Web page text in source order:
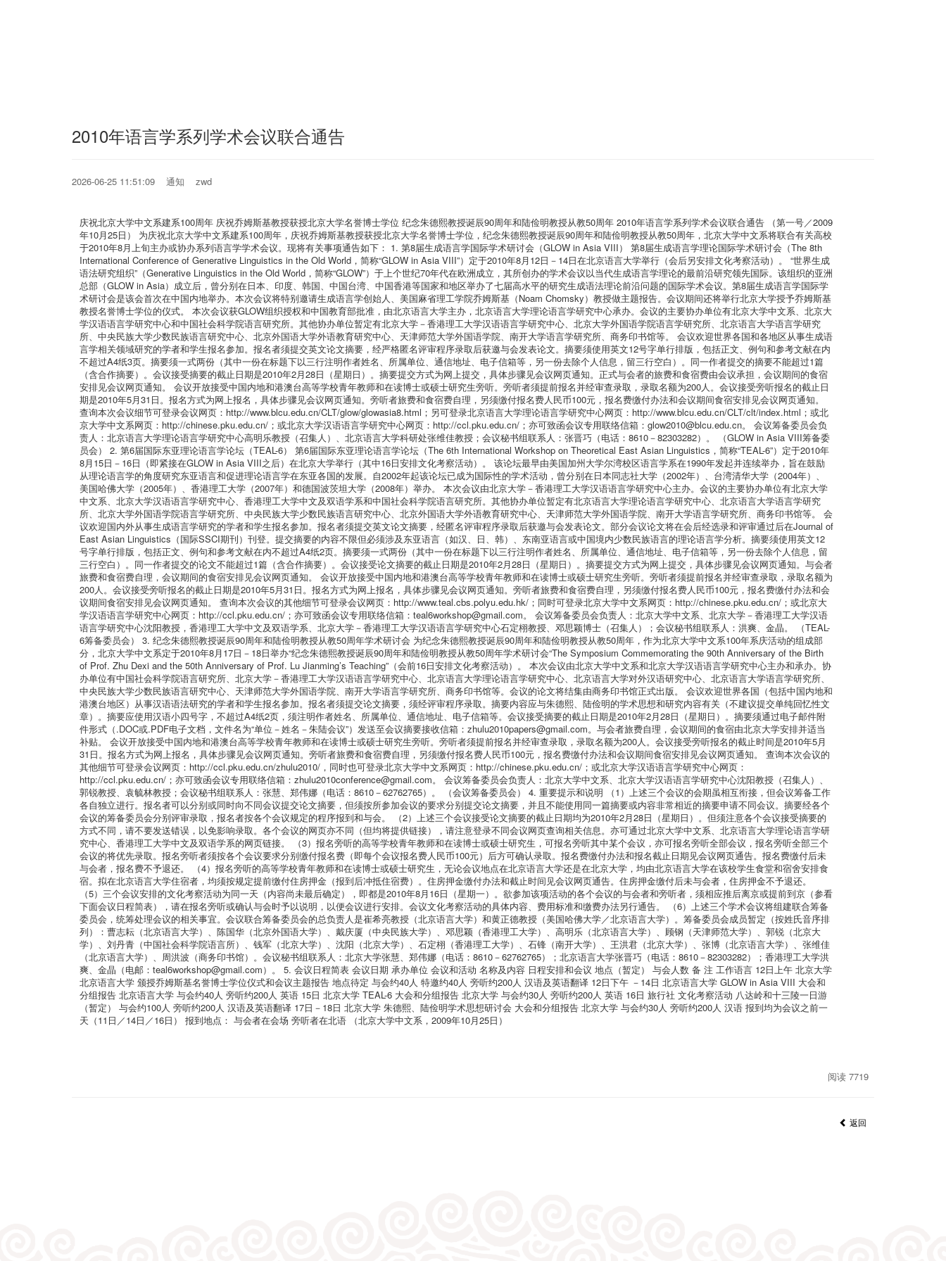
2010年语言学系列学术会议联合通告
2026-06-25 11:51:09 通知 zwd
庆祝北京大学中文系建系100周年 庆祝乔姆斯基教授获授北京大学名誉博士学位 纪念朱德熙教授诞辰90周年和陆俭明教授从教50周年 2010年语言学系列学术会议联合通告 （第一号／2009
年10月25日） 为庆祝北京大学中文系建系100周年，庆祝乔姆斯基教授获授北京大学名誉博士学位，纪念朱德熙教授诞辰90周年和陆俭明教授从教50周年，北京大学中文系将联合有关高校
于2010年8月上旬主办或协办系列语言学学术会议。现将有关事项通告如下： 1. 第8届生成语言学国际学术研讨会（GLOW in Asia VIII） 第8届生成语言学理论国际学术研讨会（The 8th
International Conference of Generative Linguistics in the Old World，简称“GLOW in Asia VIII”）定于2010年8月12日－14日在北京语言大学举行（会后另安排文化考察活动）。 “世界生成
语法研究组织”（Generative Linguistics in the Old World，简称“GLOW”）于上个世纪70年代在欧洲成立，其所创办的学术会议以当代生成语言学理论的最前沿研究领先国际。该组织的亚洲
总部（GLOW in Asia）成立后，曾分别在日本、印度、韩国、中国台湾、中国香港等国家和地区举办了七届高水平的研究生成语法理论前沿问题的国际学术会议。第8届生成语言学国际学
术研讨会是该会首次在中国内地举办。本次会议将特别邀请生成语言学创始人、美国麻省理工学院乔姆斯基（Noam Chomsky）教授做主题报告。会议期间还将举行北京大学授予乔姆斯基
教授名誉博士学位的仪式。 本次会议获GLOW组织授权和中国教育部批准，由北京语言大学主办，北京语言大学理论语言学研究中心承办。会议的主要协办单位有北京大学中文系、北京大
学汉语语言学研究中心和中国社会科学院语言研究所。其他协办单位暂定有北京大学－香港理工大学汉语语言学研究中心、北京大学外国语学院语言学研究所、北京语言大学语言学研究
所、中央民族大学少数民族语言研究中心、北京外国语大学外语教育研究中心、天津师范大学外国语学院、南开大学语言学研究所、商务印书馆等。 会议欢迎世界各国和各地区从事生成语
言学相关领域研究的学者和学生报名参加。报名者须提交英文论文摘要，经严格匿名评审程序录取后获邀与会发表论文。摘要须使用英文12号字单行排版，包括正文、例句和参考文献在内
不超过A4纸3页。摘要须一式两份（其中一份在标题下以三行注明作者姓名、所属单位、通信地址、电子信箱等，另一份去除个人信息，留三行空白）。同一作者提交的摘要不能超过1篇
（含合作摘要）。会议接受摘要的截止日期是2010年2月28日（星期日）。摘要提交方式为网上提交，具体步骤见会议网页通知。正式与会者的旅费和食宿费由会议承担，会议期间的食宿
安排见会议网页通知。 会议开放接受中国内地和港澳台高等学校青年教师和在读博士或硕士研究生旁听。旁听者须提前报名并经审查录取，录取名额为200人。会议接受旁听报名的截止日
期是2010年5月31日。报名方式为网上报名，具体步骤见会议网页通知。旁听者旅费和食宿费自理，另须缴付报名费人民币100元，报名费缴付办法和会议期间食宿安排见会议网页通知。
查询本次会议细节可登录会议网页：http://www.blcu.edu.cn/CLT/glow/glowasia8.html；另可登录北京语言大学理论语言学研究中心网页：http://www.blcu.edu.cn/CLT/clt/index.html；或北
京大学中文系网页：http://chinese.pku.edu.cn/；或北京大学汉语语言学研究中心网页：http://ccl.pku.edu.cn/；亦可致函会议专用联络信箱：glow2010@blcu.edu.cn。 会议筹备委员会负
责人：北京语言大学理论语言学研究中心高明乐教授（召集人）、北京语言大学科研处张维佳教授；会议秘书组联系人：张晋巧（电话：8610－82303282）。 （GLOW in Asia VIII筹备委
员会） 2. 第6届国际东亚理论语言学论坛（TEAL-6） 第6届国际东亚理论语言学论坛（The 6th International Workshop on Theoretical East Asian Linguistics，简称“TEAL-6”）定于2010年
8月15日－16日（即紧接在GLOW in Asia VIII之后）在北京大学举行（其中16日安排文化考察活动）。 该论坛最早由美国加州大学尔湾校区语言学系在1990年发起并连续举办，旨在鼓励
从理论语言学的角度研究东亚语言和促进理论语言学在东亚各国的发展。自2002年起该论坛已成为国际性的学术活动，曾分别在日本同志社大学（2002年）、台湾清华大学（2004年）、
美国哈佛大学（2005年）、香港理工大学（2007年）和德国波茨坦大学（2008年）举办。 本次会议由北京大学－香港理工大学汉语语言学研究中心主办。会议的主要协办单位有北京大学
中文系、北京大学汉语语言学研究中心、香港理工大学中文及双语学系和中国社会科学院语言研究所。其他协办单位暂定有北京语言大学理论语言学研究中心、北京语言大学语言学研究
所、北京大学外国语学院语言学研究所、中央民族大学少数民族语言研究中心、北京外国语大学外语教育研究中心、天津师范大学外国语学院、南开大学语言学研究所、商务印书馆等。 会
议欢迎国内外从事生成语言学研究的学者和学生报名参加。报名者须提交英文论文摘要，经匿名评审程序录取后获邀与会发表论文。部分会议论文将在会后经选录和评审通过后在Journal of
East Asian Linguistics（国际SSCI期刊）刊登。提交摘要的内容不限但必须涉及东亚语言（如汉、日、韩）、东南亚语言或中国境内少数民族语言的理论语言学分析。摘要须使用英文12
号字单行排版，包括正文、例句和参考文献在内不超过A4纸2页。摘要须一式两份（其中一份在标题下以三行注明作者姓名、所属单位、通信地址、电子信箱等，另一份去除个人信息，留
三行空白）。同一作者提交的论文不能超过1篇（含合作摘要）。会议接受论文摘要的截止日期是2010年2月28日（星期日）。摘要提交方式为网上提交，具体步骤见会议网页通知。与会者
旅费和食宿费自理，会议期间的食宿安排见会议网页通知。 会议开放接受中国内地和港澳台高等学校青年教师和在读博士或硕士研究生旁听。旁听者须提前报名并经审查录取，录取名额为
200人。会议接受旁听报名的截止日期是2010年5月31日。报名方式为网上报名，具体步骤见会议网页通知。旁听者旅费和食宿费自理，另须缴付报名费人民币100元，报名费缴付办法和会
议期间食宿安排见会议网页通知。 查询本次会议的其他细节可登录会议网页：http://www.teal.cbs.polyu.edu.hk/；同时可登录北京大学中文系网页：http://chinese.pku.edu.cn/；或北京大
学汉语语言学研究中心网页：http://ccl.pku.edu.cn/；亦可致函会议专用联络信箱：teal6workshop@gmail.com。 会议筹备委员会负责人：北京大学中文系、北京大学－香港理工大学汉语
语言学研究中心沈阳教授，香港理工大学中文及双语学系、北京大学－香港理工大学汉语语言学研究中心石定栩教授、邓思颖博士（召集人）；会议秘书组联系人：洪爽、金晶。 （TEAL-
6筹备委员会） 3. 纪念朱德熙教授诞辰90周年和陆俭明教授从教50周年学术研讨会 为纪念朱德熙教授诞辰90周年和陆俭明教授从教50周年，作为北京大学中文系100年系庆活动的组成部
分，北京大学中文系定于2010年8月17日－18日举办“纪念朱德熙教授诞辰90周年和陆俭明教授从教50周年学术研讨会“The Symposium Commemorating the 90th Anniversary of the Birth
of Prof. Zhu Dexi and the 50th Anniversary of Prof. Lu Jianming’s Teaching”（会前16日安排文化考察活动）。 本次会议由北京大学中文系和北京大学汉语语言学研究中心主办和承办。协
办单位有中国社会科学院语言研究所、北京大学－香港理工大学汉语语言学研究中心、北京语言大学理论语言学研究中心、北京语言大学对外汉语研究中心、北京语言大学语言学研究所、
中央民族大学少数民族语言研究中心、天津师范大学外国语学院、南开大学语言学研究所、商务印书馆等。会议的论文将结集由商务印书馆正式出版。 会议欢迎世界各国（包括中国内地和
港澳台地区）从事汉语语法研究的学者和学生报名参加。报名者须提交论文摘要，须经评审程序录取。摘要内容应与朱德熙、陆俭明的学术思想和研究内容有关（不建议提交单纯回忆性文
章）。摘要应使用汉语小四号字，不超过A4纸2页，须注明作者姓名、所属单位、通信地址、电子信箱等。会议接受摘要的截止日期是2010年2月28日（星期日）。摘要须通过电子邮件附
件形式（.DOC或.PDF电子文档，文件名为“单位－姓名－朱陆会议”）发送至会议摘要接收信箱：zhulu2010papers@gmail.com。与会者旅费自理，会议期间的食宿由北京大学安排并适当
补贴。 会议开放接受中国内地和港澳台高等学校青年教师和在读博士或硕士研究生旁听。旁听者须提前报名并经审查录取，录取名额为200人。会议接受旁听报名的截止时间是2010年5月
31日。报名方式为网上报名，具体步骤见会议网页通知。旁听者旅费和食宿费自理，另须缴付报名费人民币100元，报名费缴付办法和会议期间食宿安排见会议网页通知。 查询本次会议的
其他细节可登录会议网页：http://ccl.pku.edu.cn/zhulu2010/，同时也可登录北京大学中文系网页：http://chinese.pku.edu.cn/；或北京大学汉语语言学研究中心网页：
http://ccl.pku.edu.cn/；亦可致函会议专用联络信箱：zhulu2010conference@gmail.com。 会议筹备委员会负责人：北京大学中文系、北京大学汉语语言学研究中心沈阳教授（召集人）、
郭锐教授、袁毓林教授；会议秘书组联系人：张慧、郑伟娜（电话：8610－62762765）。 （会议筹备委员会） 4. 重要提示和说明 （1）上述三个会议的会期虽相互衔接，但会议筹备工作
各自独立进行。报名者可以分别或同时向不同会议提交论文摘要，但须按所参加会议的要求分别提交论文摘要，并且不能使用同一篇摘要或内容非常相近的摘要申请不同会议。摘要经各个
会议的筹备委员会分别评审录取，报名者按各个会议规定的程序报到和与会。 （2）上述三个会议接受论文摘要的截止日期均为2010年2月28日（星期日）。但须注意各个会议接受摘要的
方式不同，请不要发送错误，以免影响录取。各个会议的网页亦不同（但均将提供链接），请注意登录不同会议网页查询相关信息。亦可通过北京大学中文系、北京语言大学理论语言学研
究中心、香港理工大学中文及双语学系的网页链接。 （3）报名旁听的高等学校青年教师和在读博士或硕士研究生，可报名旁听其中某个会议，亦可报名旁听全部会议，报名旁听全部三个
会议的将优先录取。报名旁听者须按各个会议要求分别缴付报名费（即每个会议报名费人民币100元）后方可确认录取。报名费缴付办法和报名截止日期见会议网页通告。报名费缴付后未
与会者，报名费不予退还。 （4）报名旁听的高等学校青年教师和在读博士或硕士研究生，无论会议地点在北京语言大学还是在北京大学，均由北京语言大学在该校学生食堂和宿舍安排食
宿。拟在北京语言大学住宿者，均须按规定提前缴付住房押金（报到后冲抵住宿费）。住房押金缴付办法和截止时间见会议网页通告。住房押金缴付后未与会者，住房押金不予退还。
（5）三个会议安排的文化考察活动为同一天（内容尚未最后确定），即都是2010年8月16日（星期一）。欲参加该项活动的各个会议的与会者和旁听者，须相应推后离京或提前到京（参看
下面会议日程简表），请在报名旁听或确认与会时予以说明，以便会议进行安排。会议文化考察活动的具体内容、费用标准和缴费办法另行通告。 （6）上述三个学术会议将组建联合筹备
委员会，统筹处理会议的相关事宜。会议联合筹备委员会的总负责人是崔希亮教授（北京语言大学）和黄正德教授（美国哈佛大学／北京语言大学）。筹备委员会成员暂定（按姓氏音序排
列）：曹志耘（北京语言大学）、陈国华（北京外国语大学）、戴庆厦（中央民族大学）、邓思颖（香港理工大学）、高明乐（北京语言大学）、顾钢（天津师范大学）、郭锐（北京大
学）、刘丹青（中国社会科学院语言所）、钱军（北京大学）、沈阳（北京大学）、石定栩（香港理工大学）、石锋（南开大学）、王洪君（北京大学）、张博（北京语言大学）、张维佳
（北京语言大学）、周洪波（商务印书馆）。会议秘书组联系人：北京大学张慧、郑伟娜（电话：8610－62762765）；北京语言大学张晋巧（电话：8610－82303282）；香港理工大学洪
爽、金晶（电邮：teal6workshop@gmail.com）。 5. 会议日程简表 会议日期 承办单位 会议和活动 名称及内容 日程安排和会议 地点（暂定） 与会人数 备 注 工作语言 12日上午 北京大学
北京语言大学 颁授乔姆斯基名誉博士学位仪式和会议主题报告 地点待定 与会约40人 特邀约40人 旁听约200人 汉语及英语翻译 12日下午 －14日 北京语言大学 GLOW in Asia VIII 大会和
分组报告 北京语言大学 与会约40人 旁听约200人 英语 15日 北京大学 TEAL-6 大会和分组报告 北京大学 与会约30人 旁听约200人 英语 16日 旅行社 文化考察活动 八达岭和十三陵一日游
（暂定） 与会约100人 旁听约200人 汉语及英语翻译 17日－18日 北京大学 朱德熙、陆俭明学术思想研讨会 大会和分组报告 北京大学 与会约30人 旁听约200人 汉语 报到均为会议之前一
天（11日／14日／16日） 报到地点： 与会者在会场 旁听者在北语 （北京大学中文系，2009年10月25日）
阅读 7719
返回